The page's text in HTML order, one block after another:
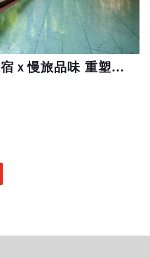
多住一晚更好玩！頂奢住宿ｘ慢旅品味 重塑日本高端旅遊新樣貌